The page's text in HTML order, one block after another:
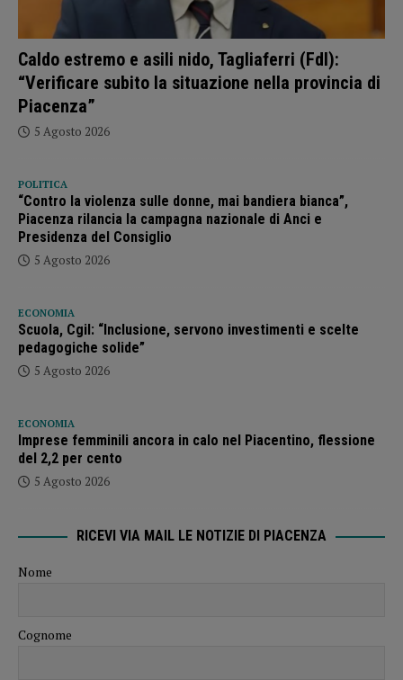
Caldo estremo e asili nido, Tagliaferri (FdI):
“Verificare subito la situazione nella provincia di
Piacenza”
5 Agosto 2026
POLITICA
“Contro la violenza sulle donne, mai bandiera bianca”,
Piacenza rilancia la campagna nazionale di Anci e
Presidenza del Consiglio
5 Agosto 2026
ECONOMIA
Scuola, Cgil: “Inclusione, servono investimenti e scelte
pedagogiche solide”
5 Agosto 2026
ECONOMIA
Imprese femminili ancora in calo nel Piacentino, flessione
del 2,2 per cento
5 Agosto 2026
RICEVI VIA MAIL LE NOTIZIE DI PIACENZA
Nome
Cognome